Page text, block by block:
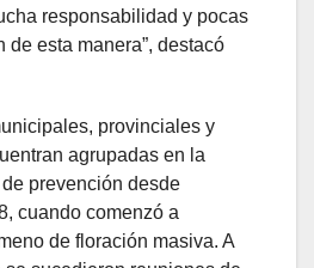
responsabilidad y pocas
de esta manera”, destacó
provinciales y
agrupadas en la
prevención desde
cuando comenzó a
de floración masiva. A